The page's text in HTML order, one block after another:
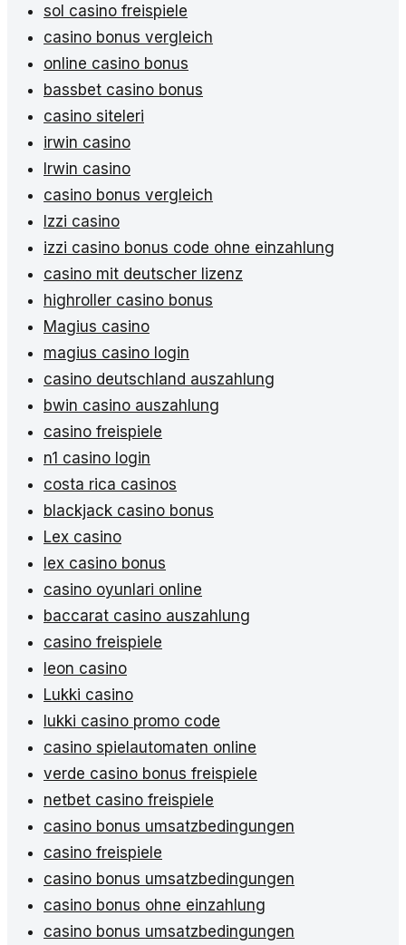
sol casino freispiele
casino bonus vergleich
online casino bonus
bassbet casino bonus
casino siteleri
irwin casino
Irwin casino
casino bonus vergleich
Izzi casino
izzi casino bonus code ohne einzahlung
casino mit deutscher lizenz
highroller casino bonus
Magius casino
magius casino login
casino deutschland auszahlung
bwin casino auszahlung
casino freispiele
n1 casino login
costa rica casinos
blackjack casino bonus
Lex casino
lex casino bonus
casino oyunlari online
baccarat casino auszahlung
casino freispiele
leon casino
Lukki casino
lukki casino promo code
casino spielautomaten online
verde casino bonus freispiele
netbet casino freispiele
casino bonus umsatzbedingungen
casino freispiele
casino bonus umsatzbedingungen
casino bonus ohne einzahlung
casino bonus umsatzbedingungen